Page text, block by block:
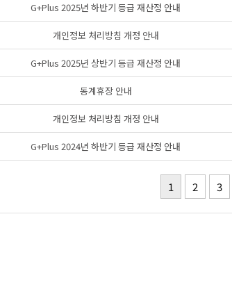
G+Plus 2025년 하반기 등급 재산정 안내
개인정보 처리방침 개정 안내
G+Plus 2025년 상반기 등급 재산정 안내
동계휴장 안내
개인정보 처리방침 개정 안내
G+Plus 2024년 하반기 등급 재산정 안내
1 2 3